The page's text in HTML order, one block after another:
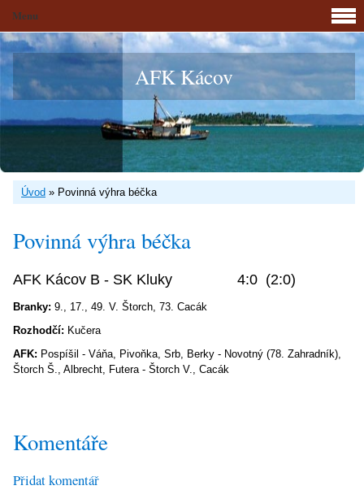
AFK Kácov
Úvod » Povinná výhra béčka
Povinná výhra béčka
AFK Kácov B - SK Kluky 4:0 (2:0)
Branky: 9., 17., 49. V. Štorch, 73. Cacák
Rozhodčí: Kučera
AFK: Pospíšil - Váňa, Pivoňka, Srb, Berky - Novotný (78. Zahradník),
Štorch Š., Albrecht, Futera - Štorch V., Cacák
Komentáře
Přidat komentář
Menu